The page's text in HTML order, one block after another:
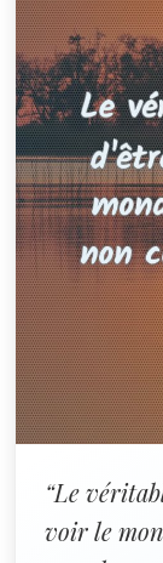
“Le
voir le